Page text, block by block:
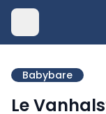
Babybare
Le